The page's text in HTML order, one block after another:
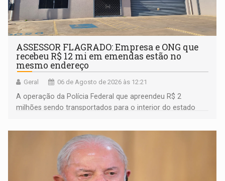
ASSESSOR FLAGRADO: Empresa e ONG que
recebeu R$ 12 mi em emendas estão no
mesmo endereço
Geral 06 de Agosto de 2026 às 12:21
A operação da Polícia Federal que apreendeu R$ 2
milhões sendo transportados para o interior do estado
ligação do suspeito com um deputado federal do União
Brasil por Rondônia